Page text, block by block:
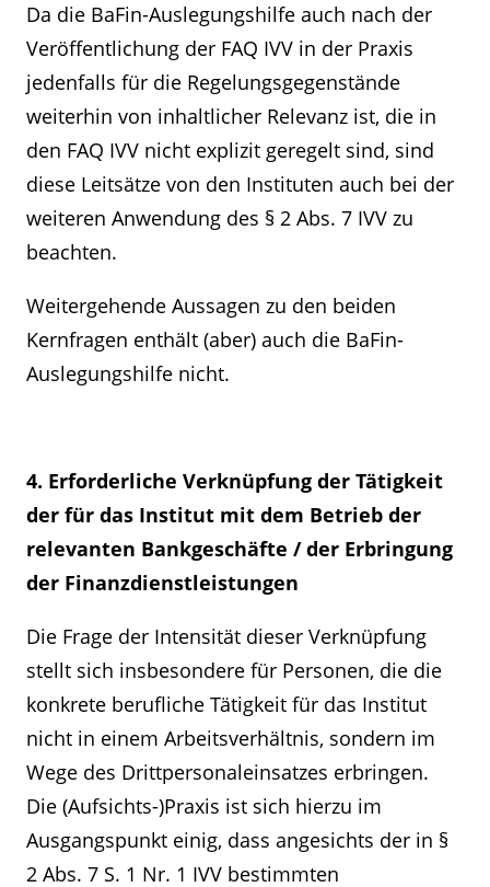
Da die BaFin-Auslegungshilfe auch nach der
Veröffentlichung der FAQ IVV in der Praxis
jedenfalls für die Regelungsgegenstände
weiterhin von inhaltlicher Relevanz ist, die in
den FAQ IVV nicht explizit geregelt sind, sind
diese Leitsätze von den Instituten auch bei der
weiteren Anwendung des § 2 Abs. 7 IVV zu
beachten.
Weitergehende Aussagen zu den beiden
Kernfragen enthält (aber) auch die BaFin-
Auslegungshilfe nicht.
4. Erforderliche Verknüpfung der Tätigkeit
der für das Institut mit dem Betrieb der
relevanten Bankgeschäfte / der Erbringung
der Finanzdienstleistungen
Die Frage der Intensität dieser Verknüpfung
stellt sich insbesondere für Personen, die die
konkrete berufliche Tätigkeit für das Institut
nicht in einem Arbeitsverhältnis, sondern im
Wege des Drittpersonaleinsatzes erbringen.
Die (Aufsichts-)Praxis ist sich hierzu im
Ausgangspunkt einig, dass angesichts der in §
2 Abs. 7 S. 1 Nr. 1 IVV bestimmten